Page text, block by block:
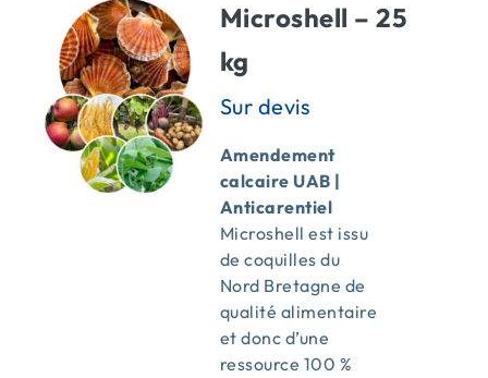
Microshell – 25
kg
Amendement
calcaire UAB |
Anticarentiel
Microshell est issu
de coquilles du
Nord Bretagne de
qualité alimentaire
et donc d’une
ressource 100 %